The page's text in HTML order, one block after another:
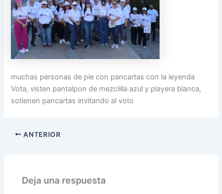
muchas personas de pie con pancartas con la leyenda
Vota, visten pantalpon de mezclilla azul y playera blanca,
sotienen pancartas invitando al voto
ANTERIOR
Deja una respuesta